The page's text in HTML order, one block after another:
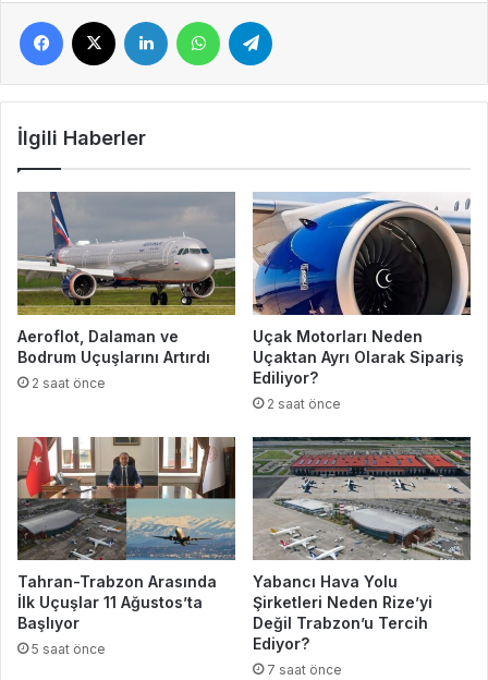
Facebook LinkedIn WhatsApp
İlgili Haberler
Aeroflot, Dalaman ve
Bodrum Uçuşlarını Artırdı
2 saat önce
Uçak Motorları Neden
Uçaktan Ayrı Olarak Sipariş
Ediliyor?
2 saat önce
Tahran-Trabzon Arasında
İlk Uçuşlar 11 Ağustos’ta
Başlıyor
5 saat önce
Yabancı Hava Yolu
Şirketleri Neden Rize’yi
Değil Trabzon’u Tercih
Ediyor?
7 saat önce